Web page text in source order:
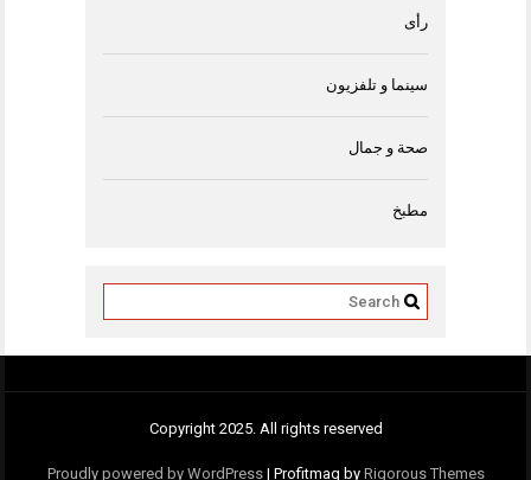
رأى
سينما و تلفزيون
صحة و جمال
مطبخ
Copyright 2025. All rights reserved
Proudly powered by WordPress | Profitmag by Rigorous Themes